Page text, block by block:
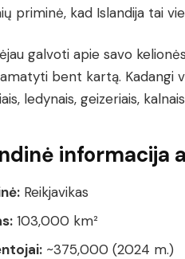
priminė, kad Islandija tai
galvoti apie savo
bent kartą. Kadangi
ledynais, geizeriais,
informacija
Reikjavikas
103,000 km²
~375,000 (2024 m.)